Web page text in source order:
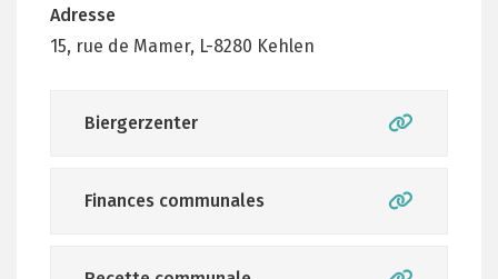
Adresse
15, rue de Mamer, L-8280 Kehlen
Biergerzenter
Finances communales